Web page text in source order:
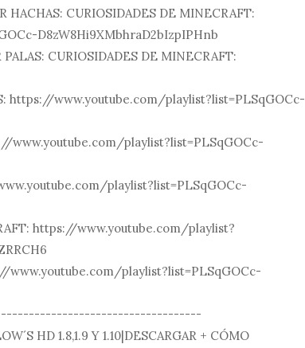
HACHAS: CURIOSIDADES DE MINECRAFT:
D8zW8Hi9XMbhraD2bIzpIPHnb
CURIOSIDADES DE MINECRAFT:
https://www.youtube.com/playlist?list=PLSqGOCc-
www.youtube.com/playlist?list=PLSqGOCc-
playlist?list=PLSqGOCc-
https://www.youtube.com/playlist?
www.youtube.com/playlist?list=PLSqGOCc-
HD 1.8,1.9 Y 1.10|DESCARGAR + CÓMO